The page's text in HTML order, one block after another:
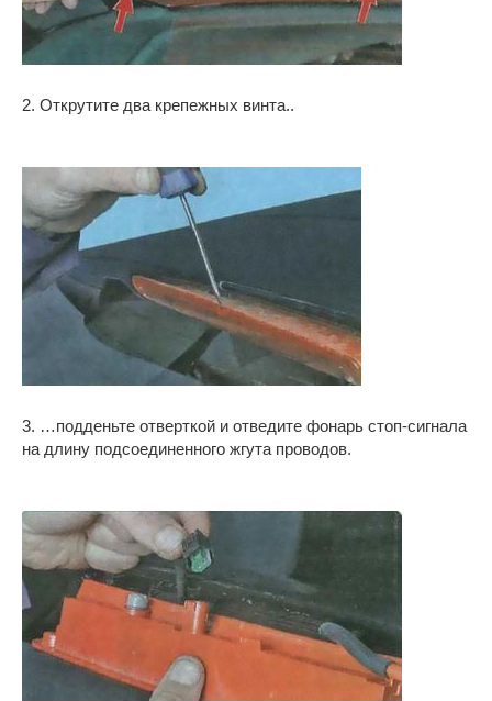
2. Открутите два крепежных винта..
3. …подденьте отверткой и отведите фонарь стоп-сигнала
на длину подсоединенного жгута проводов.